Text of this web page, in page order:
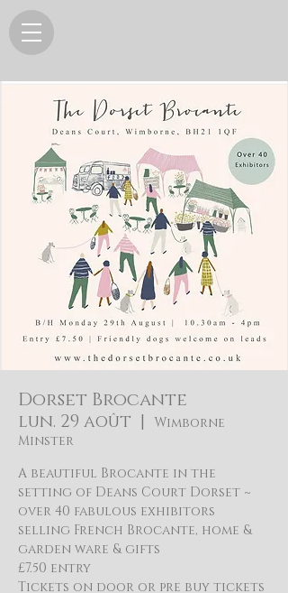
Dorset Brocante
lun. 29 août
  |
Wimborne
Minster
A beautiful Brocante in the
setting of Deans Court Dorset ~
over 40 fabulous exhibitors
selling French Brocante, home &
garden ware & gifts
£7.50 entry
Tickets on door or pre buy tickets